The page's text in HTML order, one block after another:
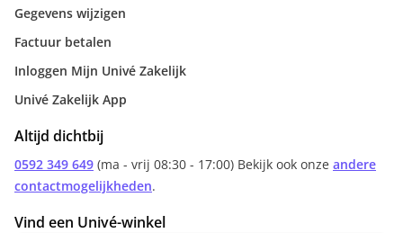
Gegevens wijzigen
Factuur betalen
Inloggen Mijn Univé Zakelijk
Univé Zakelijk App
Altijd dichtbij
0592 349 649 (ma - vrij 08:30 - 17:00) Bekijk ook onze andere
contactmogelijkheden.
Vind een Univé-winkel